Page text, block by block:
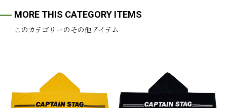
MORE THIS CATEGORY ITEMS
このカテゴリーのその他アイテム